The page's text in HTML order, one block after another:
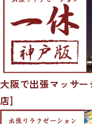
大阪で出張マッサ
店]